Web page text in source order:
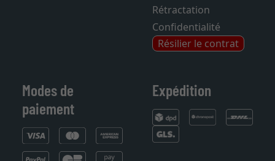
Rétractation
Confidentialité
Résilier le contrat
Modes de
paiement
Expédition